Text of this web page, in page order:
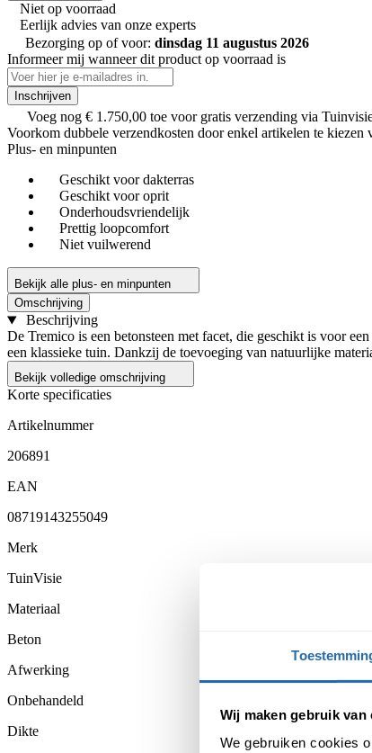
Wij maken gebruik van
We gebruiken cookies
Niet op voorraad
Eerlijk advies van onze experts
Bezorging op of voor: dinsdag 11 augustus 2026
Informeer mij wanneer dit product op voorraad is
Inschrijven
Voeg nog € 1.750,00 toe voor gratis verzending via
Voorkom dubbele verzendkosten door enkel artikelen te kiezen
Plus- en minpunten
Geschikt voor dakterras
Geschikt voor oprit
Onderhoudsvriendelijk
Prettig loopcomfort
Niet vuilwerend
Bekijk alle plus- en minpunten
Omschrijving
Beschrijving
De Tremico is een betonsteen met facet, die geschikt is voor
een klassieke tuin. Dankzij de toevoeging van natuurlijke
Bekijk volledige omschrijving
Korte specificaties
Artikelnummer
206891
EAN
08719143255049
Merk
TuinVisie
Materiaal
Beton
Afwerking
Onbehandeld
Dikte